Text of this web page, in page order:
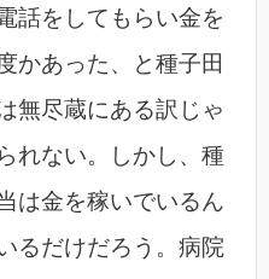
話をしてもらい金を
かあった、と種子田
無尽蔵にある訳じゃ
れない。しかし、種
は金を稼いでいるん
るだけだろう。病院